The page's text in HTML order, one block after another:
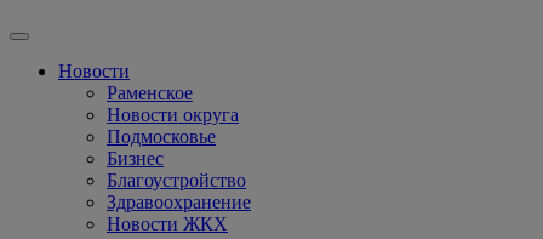
Новости
Раменское
Новости округа
Подмосковье
Бизнес
Благоустройство
Здравоохранение
Новости ЖКХ